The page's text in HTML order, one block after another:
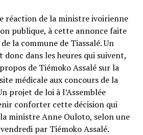
réaction de la ministre ivoirienne
publique, à cette annonce faite
la commune de Tiassalé. Un
donc dans les heures qui suivent,
de Tiémoko Assalé sur la
médicale aux concours de la
projet de loi à l’Assemblée
conforter cette décision qui
ministre Anne Ouloto, selon une
par Tiémoko Assalé.